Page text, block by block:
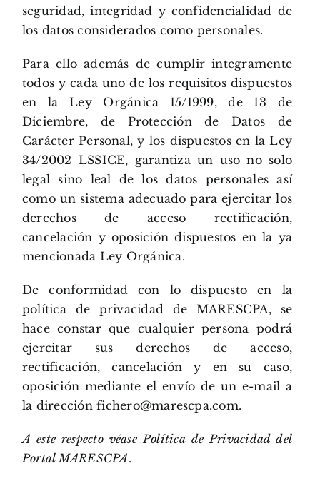
seguridad, integridad y confidencialidad de
los datos considerados como personales.
Para ello además de cumplir integramente
todos y cada uno de los requisitos dispuestos
en la Ley Orgánica 15/1999, de 13 de
Diciembre, de Protección de Datos de
Carácter Personal, y los dispuestos en la Ley
34/2002 LSSICE, garantiza un uso no solo
legal sino leal de los datos personales así
como un sistema adecuado para ejercitar los
derechos de acceso rectificación,
cancelación y oposición dispuestos en la ya
mencionada Ley Orgánica.
De conformidad con lo dispuesto en la
política de privacidad de MARESCPA, se
hace constar que cualquier persona podrá
ejercitar sus derechos de acceso,
rectificación, cancelación y en su caso,
oposición mediante el envío de un e-mail a
la direcciónfichero@marescpa.com.
A este respecto véase Política de Privacidad del
Portal MARESCPA.